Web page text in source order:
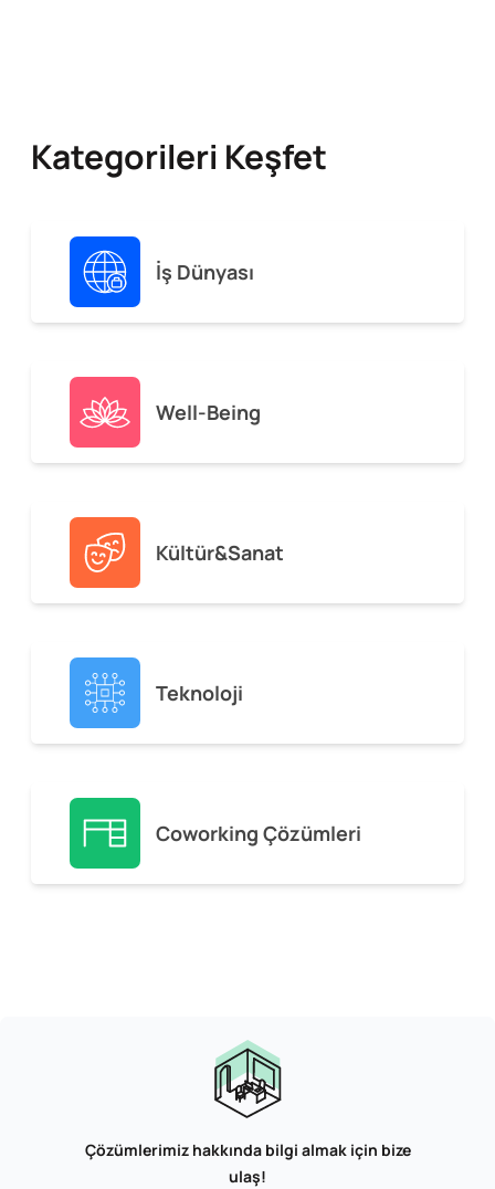
Kategorileri Keşfet
İş Dünyası
Well-Being
Kültür&Sanat
Teknoloji
Coworking Çözümleri
Çözümlerimiz hakkında bilgi almak için bize
ulaş!